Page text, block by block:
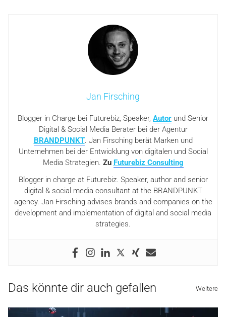
Jan Firsching
Blogger in Charge bei Futurebiz, Speaker, Autor und Senior
Digital & Social Media Berater bei der Agentur
BRANDPUNKT. Jan Firsching berät Marken und
Unternehmen bei der Entwicklung von digitalen und Social
Media Strategien. Zu Futurebiz Consulting
Blogger in charge at Futurebiz. Speaker, author and senior
digital & social media consultant at the BRANDPUNKT
agency. Jan Firsching advises brands and companies on the
development and implementation of digital and social media
strategies.
Das könnte dir auch gefallen Weitere